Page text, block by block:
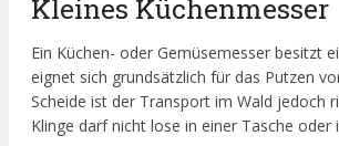
Kleines Küchenmesser
Ein Küchen- oder Gemüsemesser besitzt
eignet sich grundsätzlich für das Putzen
Scheide ist der Transport im Wald jedoch
Klinge darf nicht lose in einer Tasche oder